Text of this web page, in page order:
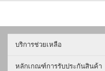
บริการช่วยเหลือ
หลักเกณฑ์การรับประกันสินค้า